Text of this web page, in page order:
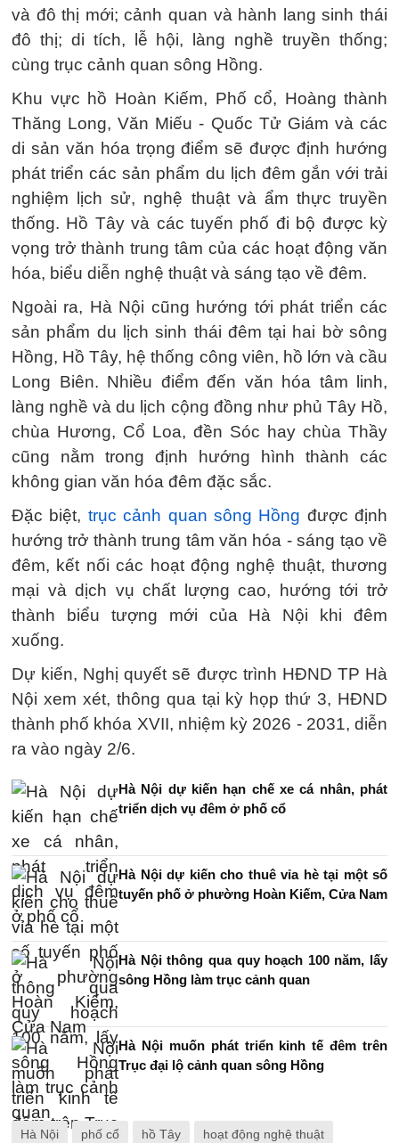
và đô thị mới; cảnh quan và hành lang sinh thái
đô thị; di tích, lễ hội, làng nghề truyền thống;
cùng trục cảnh quan sông Hồng.
Khu vực hồ Hoàn Kiếm, Phố cổ, Hoàng thành
Thăng Long, Văn Miếu - Quốc Tử Giám và các
di sản văn hóa trọng điểm sẽ được định hướng
phát triển các sản phẩm du lịch đêm gắn với trải
nghiệm lịch sử, nghệ thuật và ẩm thực truyền
thống. Hồ Tây và các tuyến phố đi bộ được kỳ
vọng trở thành trung tâm của các hoạt động văn
hóa, biểu diễn nghệ thuật và sáng tạo về đêm.
Ngoài ra, Hà Nội cũng hướng tới phát triển các
sản phẩm du lịch sinh thái đêm tại hai bờ sông
Hồng, Hồ Tây, hệ thống công viên, hồ lớn và cầu
Long Biên. Nhiều điểm đến văn hóa tâm linh,
làng nghề và du lịch cộng đồng như phủ Tây Hồ,
chùa Hương, Cổ Loa, đền Sóc hay chùa Thầy
cũng nằm trong định hướng hình thành các
không gian văn hóa đêm đặc sắc.
Đặc biệt, trục cảnh quan sông Hồng được định
hướng trở thành trung tâm văn hóa - sáng tạo về
đêm, kết nối các hoạt động nghệ thuật, thương
mại và dịch vụ chất lượng cao, hướng tới trở
thành biểu tượng mới của Hà Nội khi đêm
xuống.
Dự kiến, Nghị quyết sẽ được trình HĐND TP Hà
Nội xem xét, thông qua tại kỳ họp thứ 3, HĐND
thành phố khóa XVII, nhiệm kỳ 2026 - 2031, diễn
ra vào ngày 2/6.
Hà Nội dự kiến hạn chế xe cá nhân, phát
triển dịch vụ đêm ở phố cổ
Hà Nội dự kiến cho thuê vỉa hè tại một số
tuyến phố ở phường Hoàn Kiếm, Cửa Nam
Hà Nội thông qua quy hoạch 100 năm, lấy
sông Hồng làm trục cảnh quan
Hà Nội muốn phát triển kinh tế đêm trên
Trục đại lộ cảnh quan sông Hồng
Hà Nội phố cổ hồ Tây hoạt động nghệ thuật